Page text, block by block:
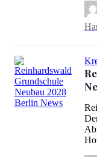
Reinhardswald